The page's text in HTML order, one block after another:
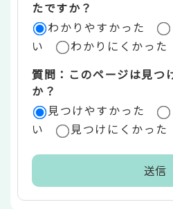
ア
たですか？
わかりやすかった
い
わかりにくかった
質問：このページは見つ
か？
見つけやすかった
い
見つけにくかった